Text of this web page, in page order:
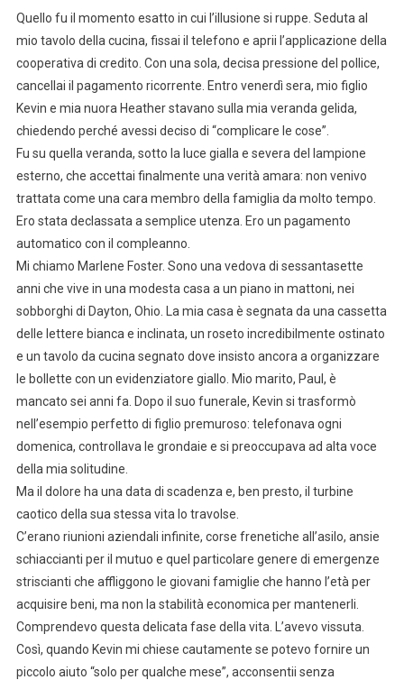
Quello fu il momento esatto in cui l’illusione si ruppe. Seduta al
mio tavolo della cucina, fissai il telefono e aprii l’applicazione della
cooperativa di credito. Con una sola, decisa pressione del pollice,
cancellai il pagamento ricorrente. Entro venerdì sera, mio figlio
Kevin e mia nuora Heather stavano sulla mia veranda gelida,
chiedendo perché avessi deciso di “complicare le cose”.
Fu su quella veranda, sotto la luce gialla e severa del lampione
esterno, che accettai finalmente una verità amara: non venivo
trattata come una cara membro della famiglia da molto tempo.
Ero stata declassata a semplice utenza. Ero un pagamento
automatico con il compleanno.
Mi chiamo Marlene Foster. Sono una vedova di sessantasette
anni che vive in una modesta casa a un piano in mattoni, nei
sobborghi di Dayton, Ohio. La mia casa è segnata da una cassetta
delle lettere bianca e inclinata, un roseto incredibilmente ostinato
e un tavolo da cucina segnato dove insisto ancora a organizzare
le bollette con un evidenziatore giallo. Mio marito, Paul, è
mancato sei anni fa. Dopo il suo funerale, Kevin si trasformò
nell’esempio perfetto di figlio premuroso: telefonava ogni
domenica, controllava le grondaie e si preoccupava ad alta voce
della mia solitudine.
Ma il dolore ha una data di scadenza e, ben presto, il turbine
caotico della sua stessa vita lo travolse.
C’erano riunioni aziendali infinite, corse frenetiche all’asilo, ansie
schiaccianti per il mutuo e quel particolare genere di emergenze
striscianti che affliggono le giovani famiglie che hanno l’età per
acquisire beni, ma non la stabilità economica per mantenerli.
Comprendevo questa delicata fase della vita. L’avevo vissuta.
Così, quando Kevin mi chiese cautamente se potevo fornire un
piccolo aiuto “solo per qualche mese”, acconsentii senza